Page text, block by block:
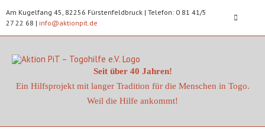
Inhalt
Am Kugelfang 45, 82256 Fürstenfeldbruck | Telefon: 0 81 41/5
27 22 68 | info@aktionpit.de
Toggle
Kontakt
Seit über 40 Jahren!
Ein Hilfsprojekt mit langer Tradition für die Menschen in Togo.
Weil die Hilfe ankommt!